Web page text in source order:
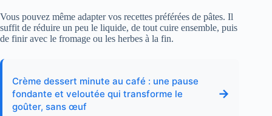
Vous pouvez même adapter vos recettes préférées de pâtes. Il
suffit de réduire un peu le liquide, de tout cuire ensemble, puis
de finir avec le fromage ou les herbes à la fin.
Crème dessert minute au café : une pause
fondante et veloutée qui transforme le
goûter, sans œuf
→